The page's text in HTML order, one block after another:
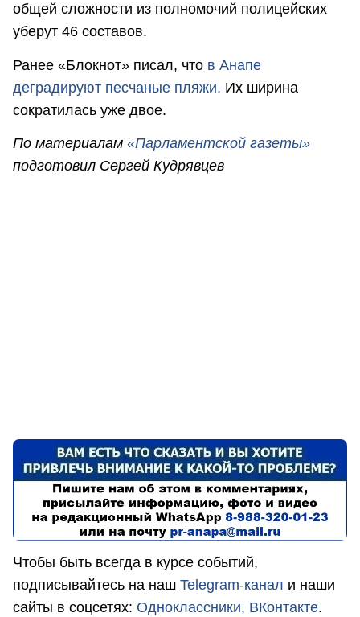
общей сложности из полномочий полицейских
уберут 46 составов.
Ранее «Блокнот» писал, что в Анапе
деградируют песчаные пляжи. Их ширина
сократилась уже двое.
По материалам «Парламентской газеты»
подготовил Сергей Кудрявцев
Чтобы быть всегда в курсе событий,
подписывайтесь на наш Telegram-канал и наши
сайты в соцсетях: Одноклассники, ВКонтакте.